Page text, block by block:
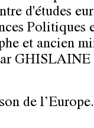
d'études
Politiques
et ancien
GHISLAINE
de l’Europe.